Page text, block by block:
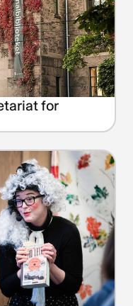
for